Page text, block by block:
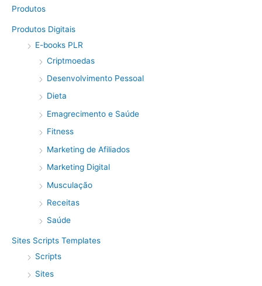
Produtos
Produtos Digitais
E-books PLR
Criptmoedas
Desenvolvimento Pessoal
Dieta
Emagrecimento e Saúde
Fitness
Marketing de Afiliados
Marketing Digital
Musculação
Receitas
Saúde
Sites Scripts Templates
Scripts
Sites